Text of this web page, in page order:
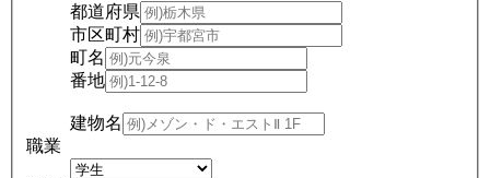
都道府県
市区町村
町名
番地
建物名
職業